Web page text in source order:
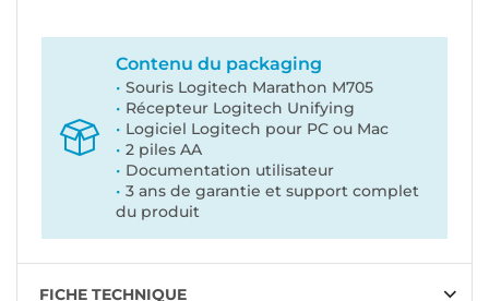
Contenu du packaging
Souris Logitech Marathon M705
Récepteur Logitech Unifying
Logiciel Logitech pour PC ou Mac
2 piles AA
Documentation utilisateur
3 ans de garantie et support complet
du produit
FICHE TECHNIQUE